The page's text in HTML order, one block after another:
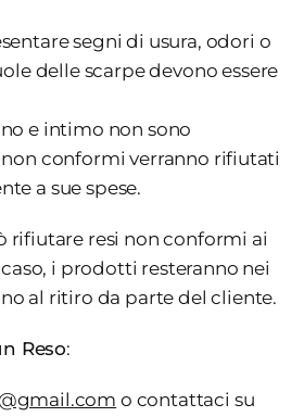
segni di usura, odori o
delle scarpe devono essere
e intimo non sono
conformi verranno rifiutati
a sue spese.
rifiutare resi non conformi ai
i prodotti resteranno nei
al ritiro da parte del cliente.
Reso:
o contattaci su